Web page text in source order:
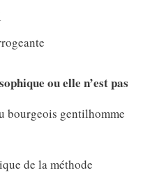
ou elle n’est pas
bourgeois gentilhomme
de la méthode